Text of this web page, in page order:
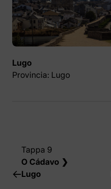
Lugo
Provincia: Lugo
Tappa 9
O Cádavo ❯
Lugo